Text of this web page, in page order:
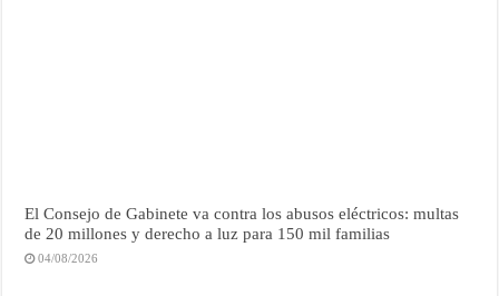
El Consejo de Gabinete va contra los abusos eléctricos: multas
de 20 millones y derecho a luz para 150 mil familias
04/08/2026